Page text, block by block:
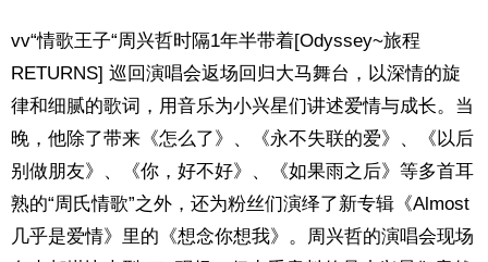
vv“情歌王子“周兴哲时隔1年半带着[Odyssey~旅程
RETURNS] 巡回演唱会返场回归大马舞台，以深情的旋
律和细腻的歌词，用音乐为小兴星们讲述爱情与成长。当
晚，他除了带来《怎么了》、《永不失联的爱》、《以后
别做朋友》、《你，好不好》、《如果雨之后》等多首耳
熟的“周氏情歌”之外，还为粉丝们演绎了新专辑《Almost
几乎是爱情》里的《想念你想我》。周兴哲的演唱会现场